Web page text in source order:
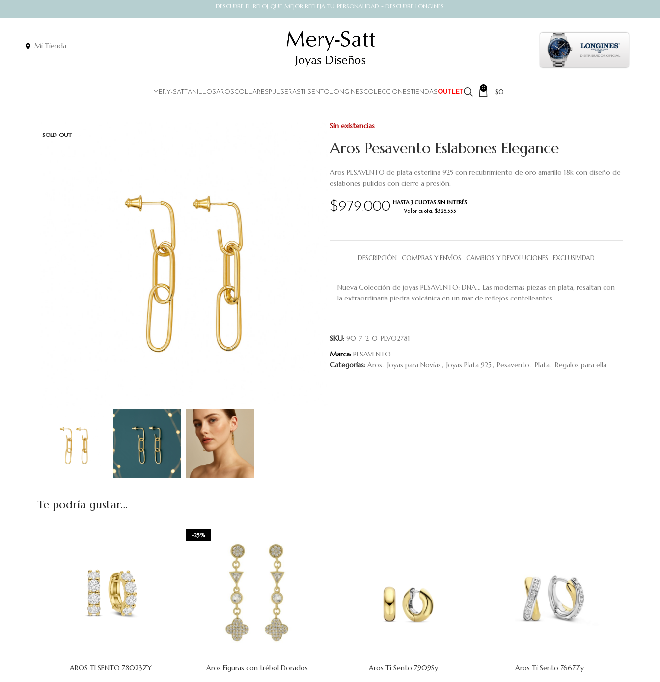
DESCUBRE EL RELOJ QUE MEJOR REFLEJA TU PERSONALIDAD - DESCUBRE LONGINES
Mi Tienda
MERY-SATTANILLOSAROSCOLLARES PULSERASTI SENTO LONGINESCOLECCIONESTIENDASOUTLET
0 $0
SOLD OUT
Aros Pesavento Eslabones Elegance
$979.000 HASTA 3 CUOTAS SIN INTERÉS
Valor cuota: $326.333
Aros PESAVENTO de plata esterlina 925 con recubrimiento de oro amarillo 18k con diseño de
eslabones pulidos con cierre a presión.
Sin existencias
DESCRIPCIÓN COMPRAS Y ENVÍOS CAMBIOS Y DEVOLUCIONES EXCLUSIVIDAD
Nueva Colección de joyas PESAVENTO: DNA… Las modernas piezas en plata, resaltan con
la extraordinaria piedra volcánica en un mar de reflejos centelleantes.
SKU: 90-7-2-0-PLVO2781
Categorías: Aros, Joyas para Novias, Joyas Plata 925, Pesavento, Plata, Regalos para ella
Marca: PESAVENTO
Te podría gustar...
AÑADIR AL CARRITO
AROS TI SENTO 78023ZY
-25%
AÑADIR AL CARRITO
Aros Figuras con trébol Dorados AÑADIR AL CARRITOAros Ti Sento 7909Sy AÑADIR AL CARRITOAros Ti Sento 7667Zy